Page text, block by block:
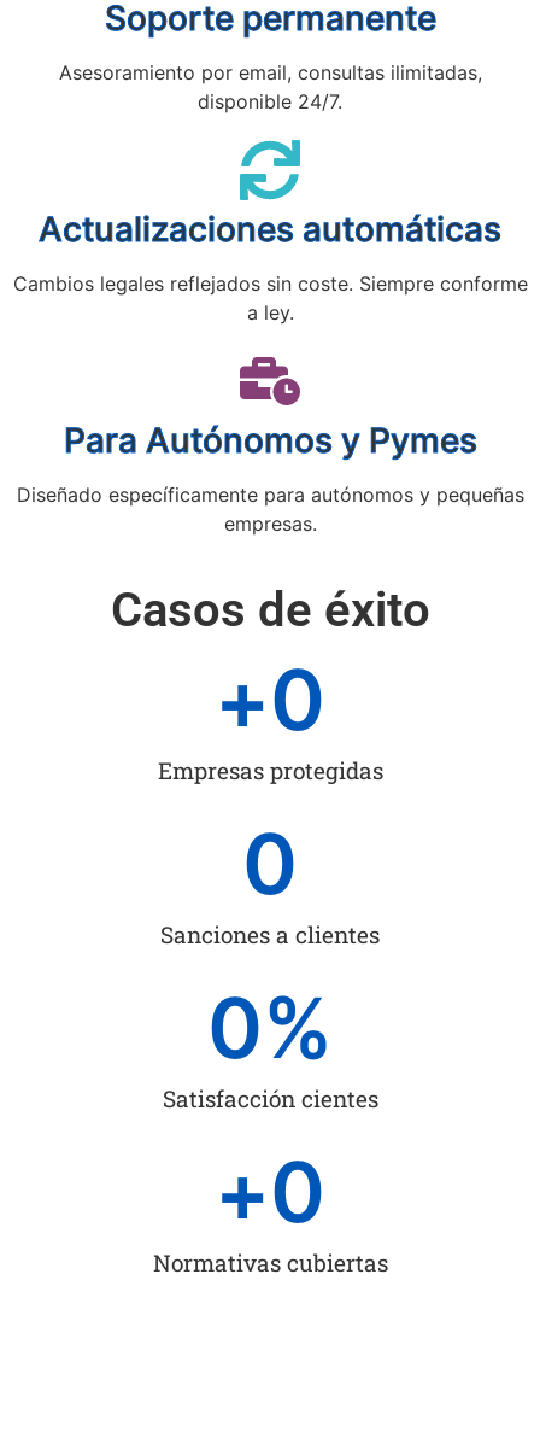
Soporte permanente
Asesoramiento por email, consultas ilimitadas,
disponible 24/7.
Actualizaciones automáticas
Cambios legales reflejados sin coste. Siempre conforme
a ley.
Para Autónomos y Pymes
Diseñado específicamente para autónomos y pequeñas
empresas.
Casos de éxito
Empresas protegidas
+0
Sanciones a clientes
0
Satisfacción cientes
0%
Normativas cubiertas
+0